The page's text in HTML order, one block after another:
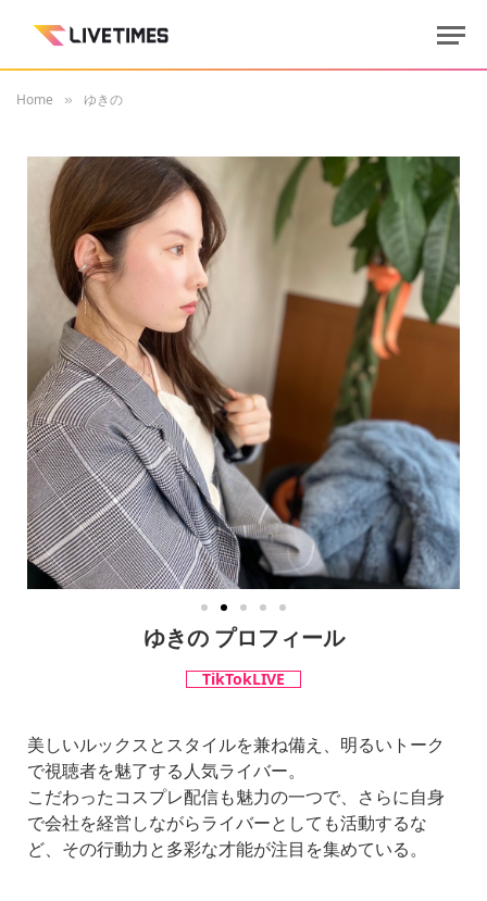
Home » ゆきの
ゆきの プロフィール
TikTokLIVE
美しいルックスとスタイルを兼ね備え、明るいトーク
で視聴者を魅了する人気ライバー。
こだわったコスプレ配信も魅力の一つで、さらに自身
で会社を経営しながらライバーとしても活動するな
ど、その行動力と多彩な才能が注目を集めている。